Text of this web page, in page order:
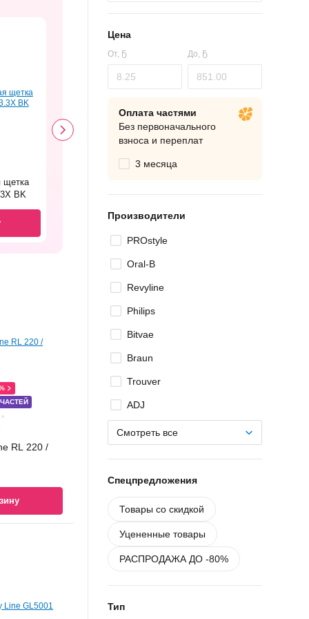
щетка
BK
670 /
670 /
тип
щетка
щетка
BK
670 /
670 /
тип
щетка
RL 220 /
Цена
От, Ҕ До, Ҕ
Оплата частями
Без первоначального
взноса и переплат
3 месяца
Производители
PROstyle
Oral-B
Revyline
Philips
Bitvae
Braun
Trouver
ADJ
Смотреть все
Спецпредложения
Товары со скидкой
Уцененные товары
РАСПРОДАЖА ДО -80%
Тип